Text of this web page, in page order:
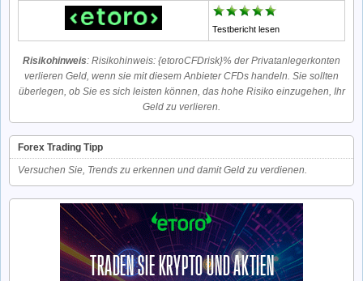
Testbericht lesen
Risikohinweis: Risikohinweis: {etoroCFDrisk}% der Privatanlegerkonten
verlieren Geld, wenn sie mit diesem Anbieter CFDs handeln. Sie sollten
überlegen, ob Sie es sich leisten können, das hohe Risiko einzugehen, Ihr
Geld zu verlieren.
Forex Trading Tipp
Versuchen Sie, Trends zu erkennen und damit Geld zu verdienen.